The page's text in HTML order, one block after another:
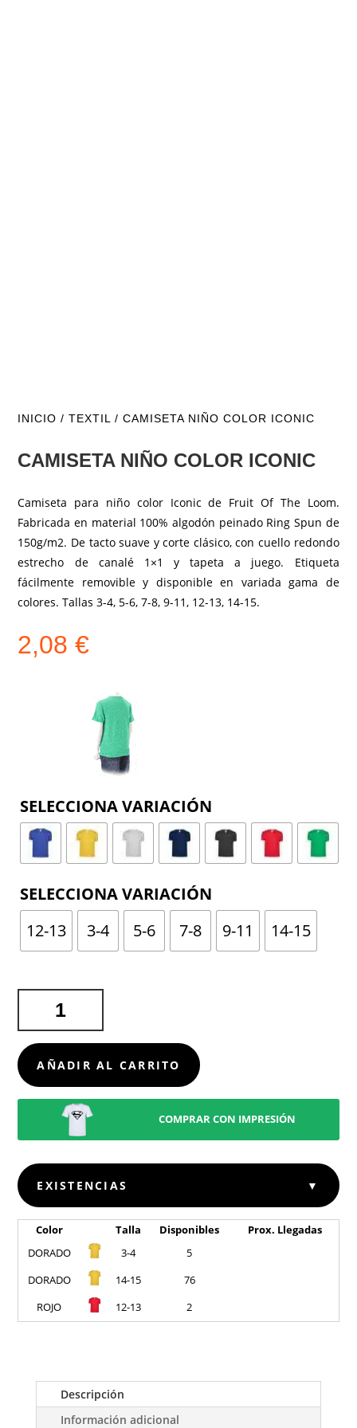
INICIO /TEXTIL / CAMISETA NIÑO COLOR ICONIC
CAMISETA NIÑO COLOR ICONIC
Camiseta para niño color Iconic de Fruit Of The Loom.
Fabricada en material 100% algodón peinado Ring Spun de
150g/m2. De tacto suave y corte clásico, con cuello redondo
estrecho de canalé 1×1 y tapeta a juego. Etiqueta
fácilmente removible y disponible en variada gama de
colores. Tallas 3-4, 5-6, 7-8, 9-11, 12-13, 14-15.
2,08€
12-13
3-4 5-6 7-8 9-11 14-15
COLOR
ICONIC
CANTIDAD
AÑADIR AL CARRITO
COMPRAR CON IMPRESIÓN
EXISTENCIAS ▼
Color Talla Disponibles
Prox. Llegadas
DORADO
3-4
5
DORADO
14-15
76
ROJO
12-13 2
Descripción
Información adicional